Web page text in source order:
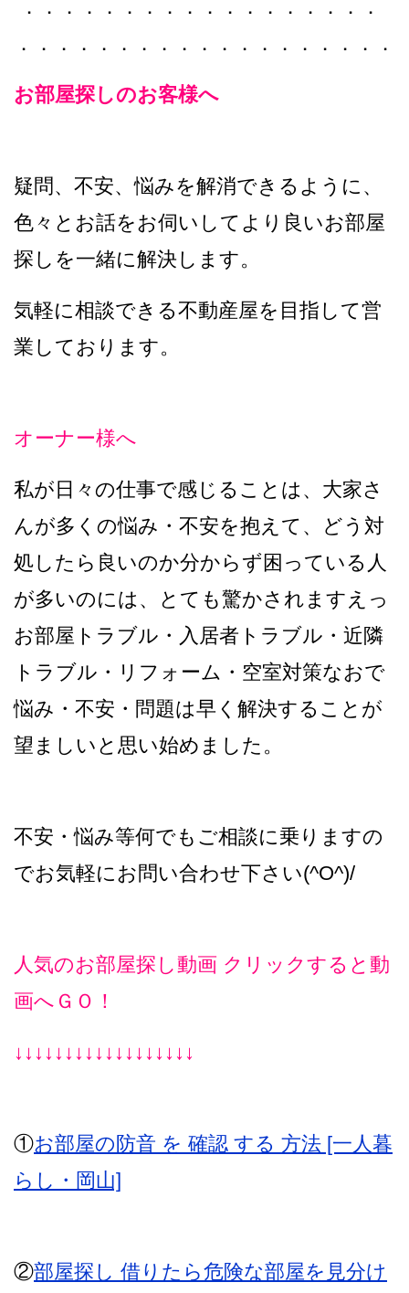
．．．．．．．．．．．．．．．．．．
．．．．．．．．．．．．．．．．．．．
お部屋探しのお客様へ
疑問、不安、悩みを解消できるように、
色々とお話をお伺いしてより良いお部屋
探しを一緒に解決します。
気軽に相談できる不動産屋を目指して営
業しております。
オーナー様へ
私が日々の仕事で感じることは、大家さ
んが多くの悩み・不安を抱えて、どう対
処したら良いのか分からず困っている人
が多いのには、とても驚かされますえっ
お部屋トラブル・入居者トラブル・近隣
トラブル・リフォーム・空室対策なおで
悩み・不安・問題は早く解決することが
望ましいと思い始めました。
不安・悩み等何でもご相談に乗りますの
でお気軽にお問い合わせ下さい(^O^)/
人気のお部屋探し動画 クリックすると動
画へＧＯ！
↓↓↓↓↓↓↓↓↓↓↓↓↓↓↓↓↓↓
①お部屋の防音 を 確認 する 方法 [一人暮
らし・岡山]
②部屋探し 借りたら危険な部屋を見分け